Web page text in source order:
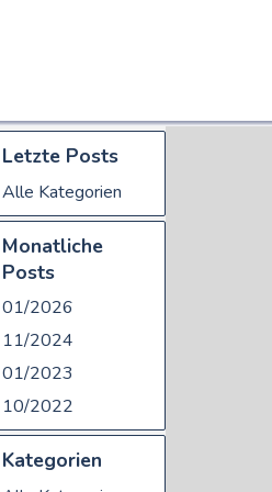
Letzte Posts
Alle Kategorien
Monatliche
Posts
01/2026
11/2024
01/2023
10/2022
Kategorien